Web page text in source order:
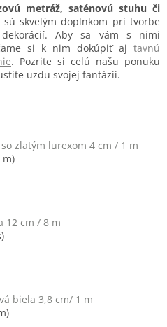
metráž, saténovú stuhu či
sú skvelým doplnkom pri tvorbe
Aby sa vám s nimi
si k nim dokúpiť aj tavnú
. Pozrite si celú našu ponuku
uzdu svojej fantázii.
zlatým lurexom 4 cm / 1 m
m)
12 cm / 8 m
biela 3,8 cm/ 1 m